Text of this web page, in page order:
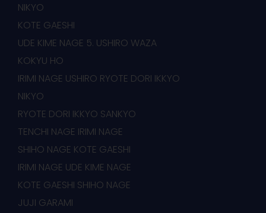
NIKYO
KOTE GAESHI
UDE KIME NAGE 5. USHIRO WAZA
KOKYU HO
IRIMI NAGE USHIRO RYOTE DORI IKKYO
NIKYO
RYOTE DORI IKKYO SANKYO
TENCHI NAGE IRIMI NAGE
SHIHO NAGE KOTE GAESHI
IRIMI NAGE UDE KIME NAGE
KOTE GAESHI SHIHO NAGE
JUJI GARAMI